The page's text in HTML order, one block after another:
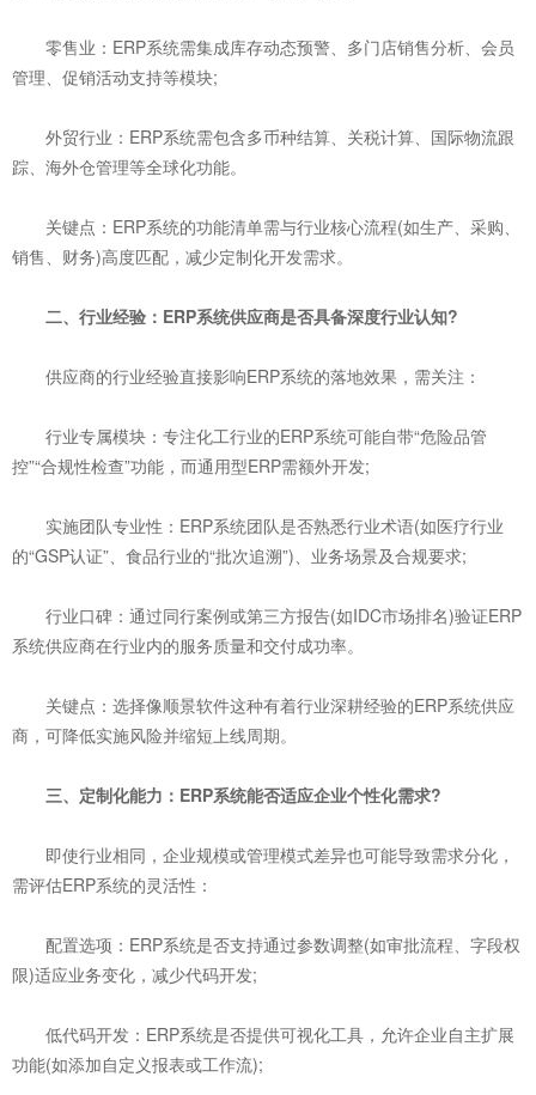
零售业：ERP系统需集成库存动态预警、多门店销售分析、会员
管理、促销活动支持等模块;
外贸行业：ERP系统需包含多币种结算、关税计算、国际物流跟
踪、海外仓管理等全球化功能。
关键点：ERP系统的功能清单需与行业核心流程(如生产、采购、
销售、财务)高度匹配，减少定制化开发需求。
二、行业经验：ERP系统供应商是否具备深度行业认知?
供应商的行业经验直接影响ERP系统的落地效果，需关注：
行业专属模块：专注化工行业的ERP系统可能自带“危险品管
控”“合规性检查”功能，而通用型ERP需额外开发;
实施团队专业性：ERP系统团队是否熟悉行业术语(如医疗行业
的“GSP认证”、食品行业的“批次追溯”)、业务场景及合规要求;
行业口碑：通过同行案例或第三方报告(如IDC市场排名)验证ERP
系统供应商在行业内的服务质量和交付成功率。
关键点：选择像顺景软件这种有着行业深耕经验的ERP系统供应
商，可降低实施风险并缩短上线周期。
三、定制化能力：ERP系统能否适应企业个性化需求?
即使行业相同，企业规模或管理模式差异也可能导致需求分化，
需评估ERP系统的灵活性：
配置选项：ERP系统是否支持通过参数调整(如审批流程、字段权
限)适应业务变化，减少代码开发;
低代码开发：ERP系统是否提供可视化工具，允许企业自主扩展
功能(如添加自定义报表或工作流);